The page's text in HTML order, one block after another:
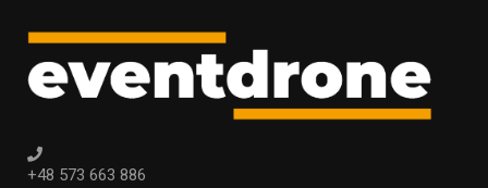
+48 573 663 886